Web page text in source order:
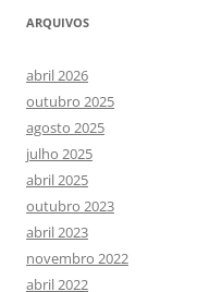
ARQUIVOS
abril 2026
outubro 2025
agosto 2025
julho 2025
abril 2025
outubro 2023
abril 2023
novembro 2022
abril 2022